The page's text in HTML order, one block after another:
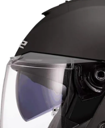
PROMO
!